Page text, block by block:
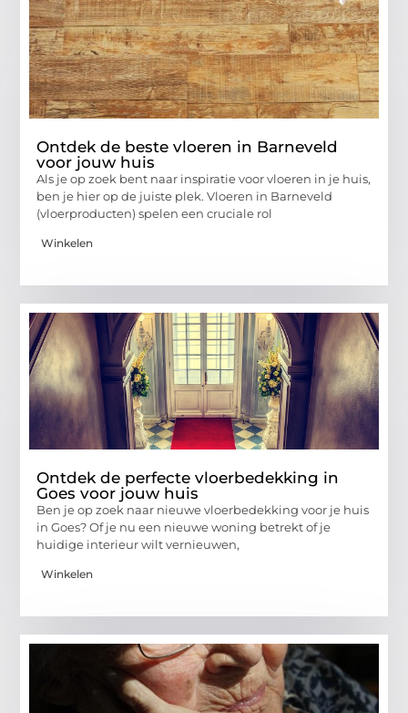
Ontdek de beste vloeren in Barneveld
voor jouw huis
Als je op zoek bent naar inspiratie voor vloeren in je huis,
ben je hier op de juiste plek. Vloeren in Barneveld
(vloerproducten) spelen een cruciale rol
Winkelen
Ontdek de perfecte vloerbedekking in
Goes voor jouw huis
Ben je op zoek naar nieuwe vloerbedekking voor je huis
in Goes? Of je nu een nieuwe woning betrekt of je
huidige interieur wilt vernieuwen,
Winkelen